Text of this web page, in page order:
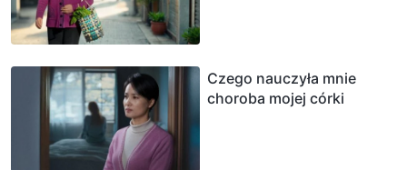
Czego nauczyła mnie
choroba mojej córki